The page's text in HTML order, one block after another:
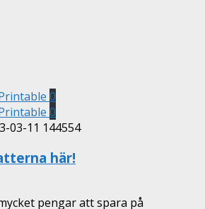
0
0
här!
pengar att spara på